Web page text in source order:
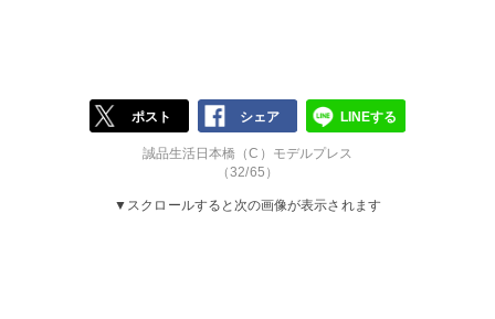
ポスト シェア LINEする
誠品生活日本橋（C）モデルプレス
（32/65）
▼スクロールすると次の画像が表示されます